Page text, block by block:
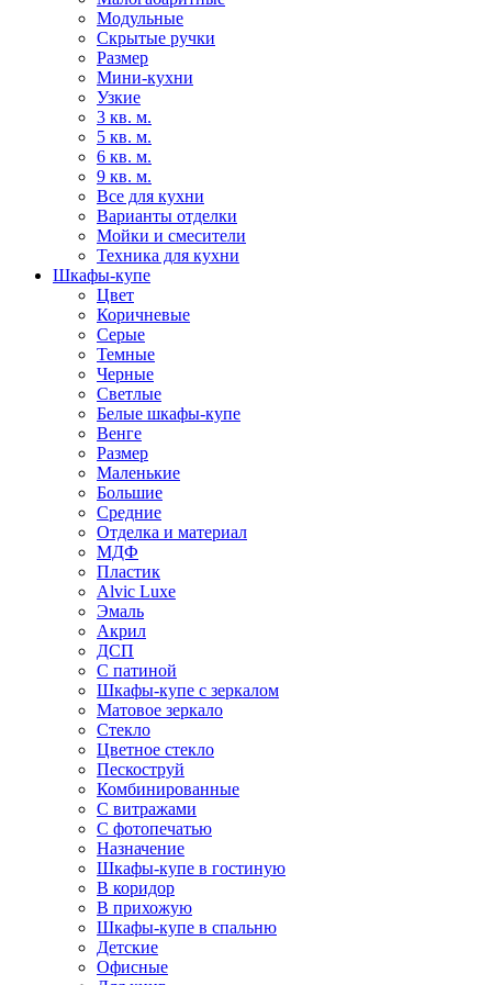
Модульные
Скрытые ручки
Размер
Мини-кухни
Узкие
3 кв. м.
5 кв. м.
6 кв. м.
9 кв. м.
Все для кухни
Варианты отделки
Мойки и смесители
Техника для кухни
Шкафы-купе
Цвет
Коричневые
Серые
Темные
Черные
Светлые
Белые шкафы-купе
Венге
Размер
Маленькие
Большие
Средние
Отделка и материал
МДФ
Пластик
Alvic Luxe
Эмаль
Акрил
ДСП
С патиной
Шкафы-купе с зеркалом
Матовое зеркало
Стекло
Цветное стекло
Пескоструй
Комбинированные
С витражами
С фотопечатью
Назначение
Шкафы-купе в гостиную
В коридор
В прихожую
Шкафы-купе в спальню
Детские
Офисные